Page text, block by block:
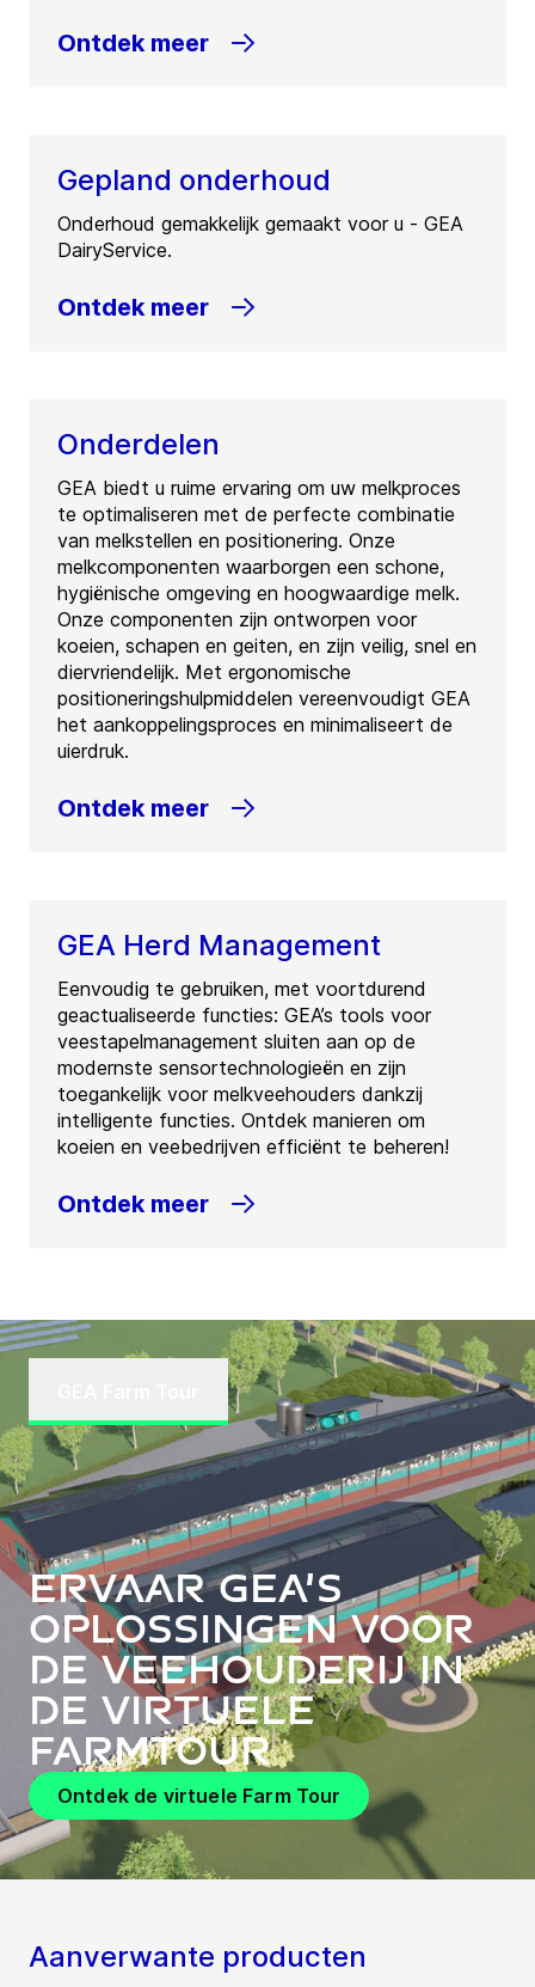
Ontdek meer
Gepland onderhoud
Onderhoud gemakkelijk gemaakt voor u - GEA
DairyService.
Ontdek meer
Onderdelen
GEA biedt u ruime ervaring om uw melkproces
te optimaliseren met de perfecte combinatie
van melkstellen en positionering. Onze
melkcomponenten waarborgen een schone,
hygiënische omgeving en hoogwaardige melk.
Onze componenten zijn ontworpen voor
koeien, schapen en geiten, en zijn veilig, snel en
diervriendelijk. Met ergonomische
positioneringshulpmiddelen vereenvoudigt GEA
het aankoppelingsproces en minimaliseert de
uierdruk.
Ontdek meer
GEA Herd Management
Eenvoudig te gebruiken, met voortdurend
geactualiseerde functies: GEA’s tools voor
veestapelmanagement sluiten aan op de
modernste sensortechnologieën en zijn
toegankelijk voor melkveehouders dankzij
intelligente functies. Ontdek manieren om
koeien en veebedrijven efficiënt te beheren!
Ontdek meer
Ervaar GEA’s
oplossingen voor
de veehouderij in
de virtuele
FarmTour
Ontdek de virtuele Farm Tour
Aanverwante producten